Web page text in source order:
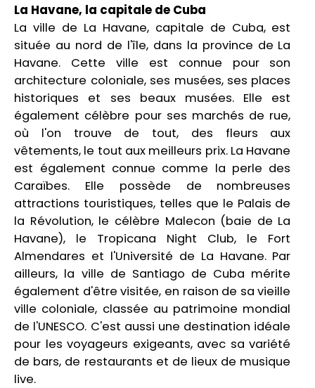
La Havane, la capitale de Cuba
La ville de La Havane, capitale de Cuba, est
située au nord de l'île, dans la province de La
Havane. Cette ville est connue pour son
architecture coloniale, ses musées, ses places
historiques et ses beaux musées. Elle est
également célèbre pour ses marchés de rue,
où l'on trouve de tout, des fleurs aux
vêtements, le tout aux meilleurs prix. La Havane
est également connue comme la perle des
Caraïbes. Elle possède de nombreuses
attractions touristiques, telles que le Palais de
la Révolution, le célèbre Malecon (baie de La
Havane), le Tropicana Night Club, le Fort
Almendares et l'Université de La Havane. Par
ailleurs, la ville de Santiago de Cuba mérite
également d'être visitée, en raison de sa vieille
ville coloniale, classée au patrimoine mondial
de l'UNESCO. C'est aussi une destination idéale
pour les voyageurs exigeants, avec sa variété
de bars, de restaurants et de lieux de musique
live.